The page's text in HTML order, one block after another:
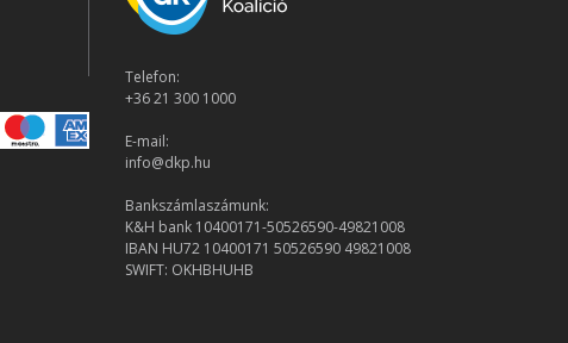
Telefon:
+36 21 300 1000
E-mail:
info@dkp.hu
Bankszámlaszámunk:
K&H bank 10400171-50526590-49821008
IBAN HU72 10400171 50526590 49821008
SWIFT: OKHBHUHB